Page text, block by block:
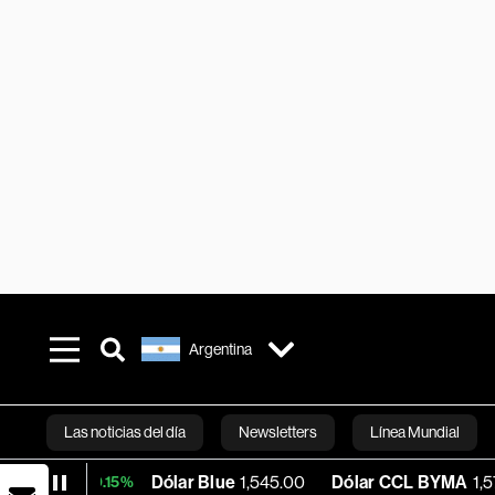
Argentina
Las noticias del día Newsletters Línea Mundial
Bloomberg
Dólar Blue 1,545.00 Dólar CCL BYMA 1,575.61